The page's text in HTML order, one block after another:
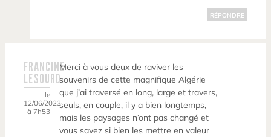
RÉPONDRE
FRANCINE
LESOURD
le
12/06/2023
à 7h53
Merci à vous deux de raviver les
souvenirs de cette magnifique Algérie
que j’ai traversé en long, large et travers,
seuls, en couple, il y a bien longtemps,
mais les paysages n’ont pas changé et
vous savez si bien les mettre en valeur